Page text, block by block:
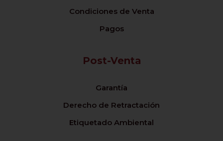
Condiciones de Venta
Pagos
Post-Venta
Garantía
Derecho de Retractación
Etiquetado Ambiental